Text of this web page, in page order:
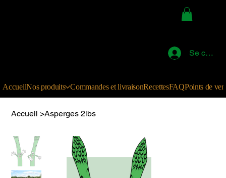
AccueilNos produits Commandes et livraisonRecettesFAQPoints de
Se
Accueil >Asperges 2lbs